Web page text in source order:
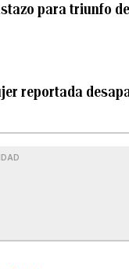
para triunfo
reportada